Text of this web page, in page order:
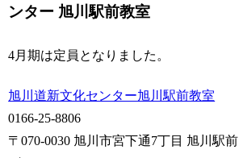
ンター 旭川駅前教室
4月期は定員となりました。
旭川道新文化センター旭川駅前教室
0166-25-8806
〒070-0030 旭川市宮下通7丁目 旭川駅前